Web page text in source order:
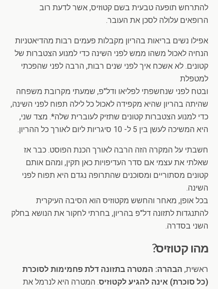
להתרחש תופעה טבעית בשם קטוזיס, אשר לדעת רוב
הרופאים עלולה לסכן את העובר.
אפילו נשים בריאות בהריון מקבלות פעמים רבות מהדיאטניות
הנחיה לאכול משהו ממש לפני השינה כדי למנוע הצטברות של
קטונים. לא אשכח איך לפני שנים רבות, הרבה לפני שהפכתי
למטפלת
ובטח לפני שנחשפתי לפליאו ודל"פ, שמעתי מקרובת משפחה
שהיתה בהריון שהיא מקפידה לאכול כל לילה תפוח לפני השינה,
כדי למנוע הצטברות קטונים שתזיק לעוברית שלה*. מצד שני,
היא המשיכה לעשן בין 5 ל- 10 סיגריות ליום לאורך כל ההריון.
חשבתי על המקרה הזה הרבה לאורך הכנת הפוסט. כבר אז
שאלתי את עצמי אם סדר העדיפויות כאן תקין, ומהם אותם
קטונים מסתוריים ומסוכנים שהתרופה נגדם היא תפוח לפני
השינה.
בכל אופן, מאחר והחשש מקטוזיס הוא הסיבה העיקרית
להתנגדות לתזונה דל"פ בהריון, בחרתי לחקור את הנושא בחלק
השני בסדרה.
מהו קטוזיס?
ראשית, הבהרה: המטרה בתזונה דלת פחמימות לסוכרת
(כל סוכרת) אינה להגיע לקטוזיס. המטרה היא לנרמל את